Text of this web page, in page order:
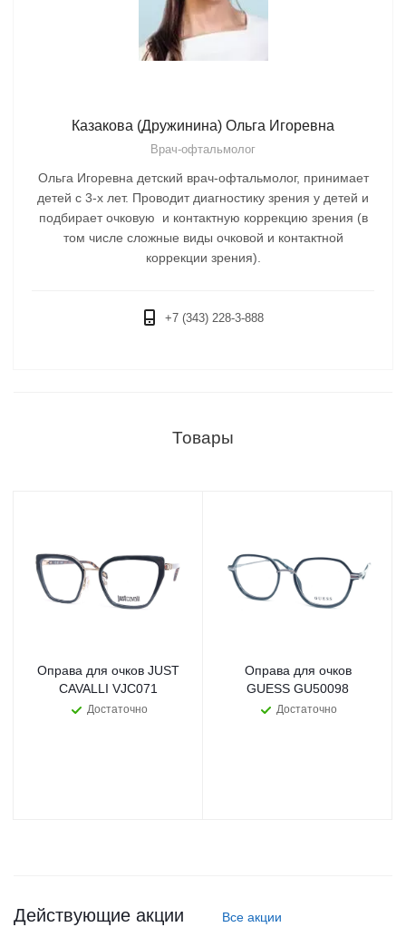
Казакова (Дружинина) Ольга Игоревна
Врач-офтальмолог
Ольга Игоревна детский врач-офтальмолог, принимает
детей с 3-х лет. Проводит диагностику зрения у детей и
подбирает очковую и контактную коррекцию зрения (в
том числе сложные виды очковой и контактной
коррекции зрения).
+7 (343) 228-3-888
Товары
Оправа для очков JUST
CAVALLI VJC071
Достаточно
Оправа для очков
GUESS GU50098
Достаточно
Действующие акции Все акции